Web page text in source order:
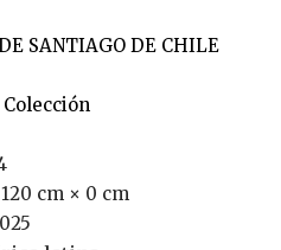
Colección
cm × 0 cm